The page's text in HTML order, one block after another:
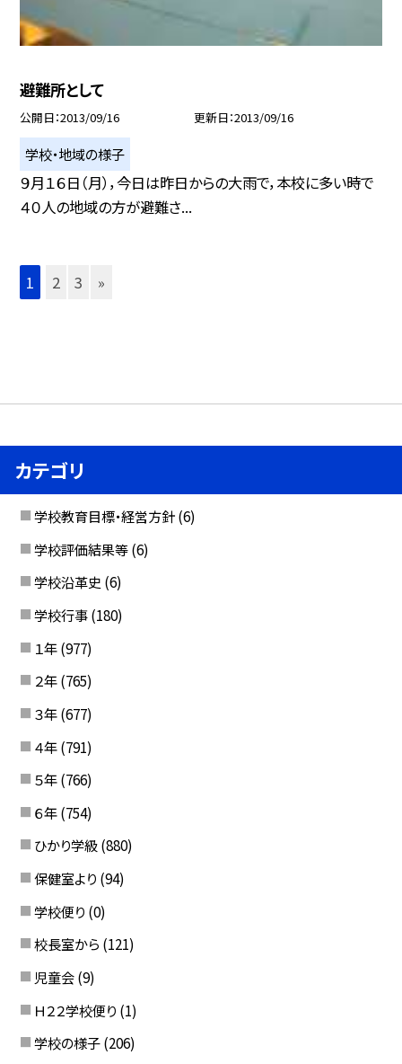
避難所として
公開日 2013/09/16 更新日 2013/09/16
学校・地域の様子
９月１６日（月），今日は昨日からの大雨で，本校に多い時で
４０人の地域の方が避難さ...
1 2 3 »
カテゴリ
学校教育目標・経営方針 (6)
学校評価結果等 (6)
学校沿革史 (6)
学校行事 (180)
１年 (977)
２年 (765)
３年 (677)
４年 (791)
５年 (766)
６年 (754)
ひかり学級 (880)
保健室より (94)
学校便り (0)
校長室から (121)
児童会 (9)
Ｈ２２学校便り (1)
学校の様子 (206)